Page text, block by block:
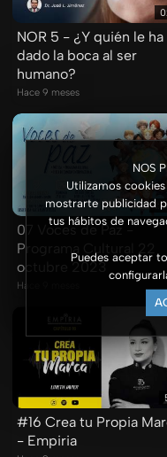
NOS
Utilizamos
mostrarte publicidad
tus hábitos de
Puedes aceptar
NOR 5 - ¿Y quién le ha
dado la boca al ser
humano?
Hace 9 meses
07 Voces de Paz -
Programa Cultural 22
octubre 2023
Hace 9 meses
#16 Crea tu Propia
- Empiria